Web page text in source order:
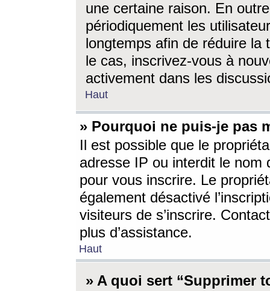
une certaine raison. En
périodiquement les
longtemps afin de réduire la
le cas, inscrivez-vous à
activement dans les
Haut
» Pourquoi ne puis-je pas
Il est possible que le
adresse IP ou interdit le nom
pour vous inscrire. Le
également désactivé
visiteurs de s’inscrire.
plus d’assistance.
Haut
» A quoi sert “Supprimer